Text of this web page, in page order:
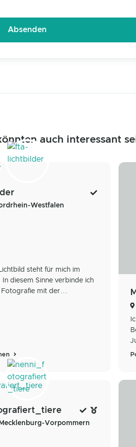
auch interessant
Westfalen
steht für mich im
diesem Sinne verbinde ich
mit der...
Vorpommern